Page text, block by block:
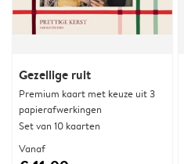
Gezellige ruit
Premium kaart met keuze uit 3
papierafwerkingen
Set van 10 kaarten
Vanaf